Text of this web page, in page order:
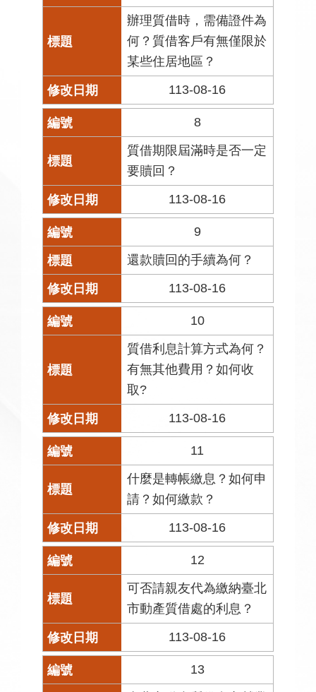
辦理質借時，需備證件為
何？質借客戶有無僅限於
某些住居地區？
113-08-16
8
質借期限屆滿時是否一定
要贖回？
113-08-16
9
還款贖回的手續為何？
113-08-16
10
質借利息計算方式為何？
有無其他費用？如何收
取?
113-08-16
11
什麼是轉帳繳息？如何申
請？如何繳款？
113-08-16
12
可否請親友代為繳納臺北
市動產質借處的利息？
113-08-16
13